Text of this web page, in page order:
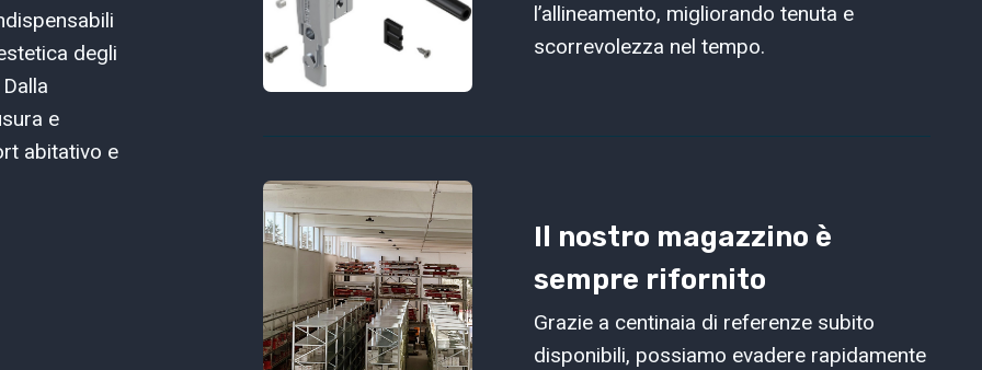
degli
e
abitativo e
l’allineamento, migliorando tenuta e
scorrevolezza nel tempo.
Il nostro magazzino è
sempre rifornito
Grazie a centinaia di referenze subito
disponibili, possiamo evadere rapidamente